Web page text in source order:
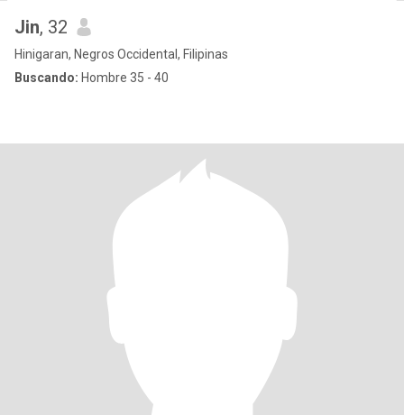
Jin, 32
Hinigaran, Negros Occidental, Filipinas
Buscando: Hombre 35 - 40